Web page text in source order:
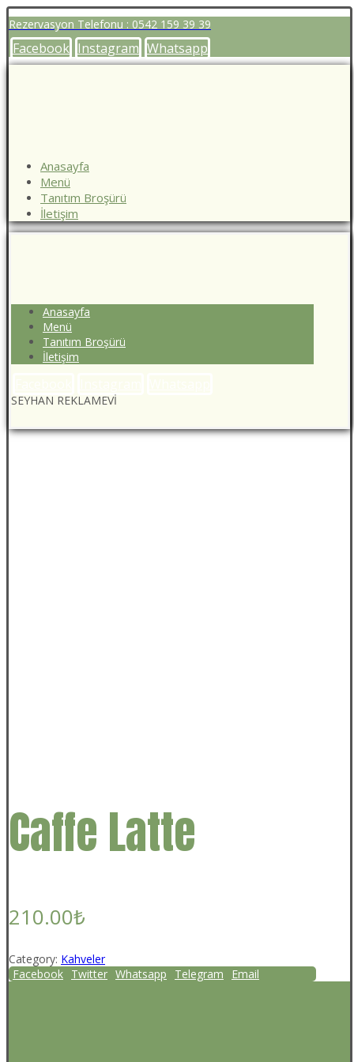
Rezervasyon Telefonu : 0542 159 39 39
Facebook Instagram Whatsapp
Anasayfa
Menü
Tanıtım Broşürü
İletişim
Anasayfa
Menü
Tanıtım Broşürü
İletişim
SEYHAN REKLAMEVİ
Caffe Latte
210.00₺
Category: Kahveler
Facebook Twitter Whatsapp Telegram Email